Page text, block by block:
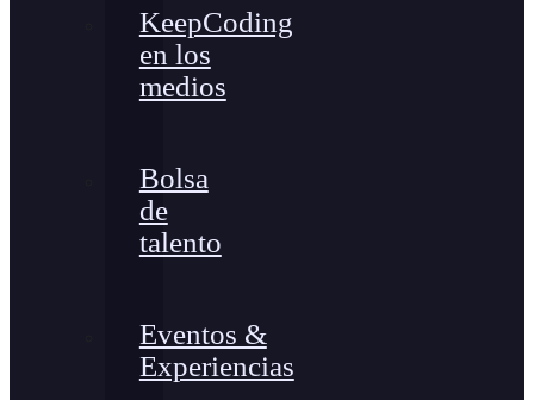
KeepCoding
en los
medios
Bolsa
de
talento
Eventos &
Experiencias